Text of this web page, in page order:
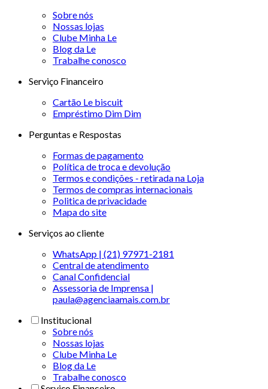
Sobre nós
Nossas lojas
Clube Minha Le
Blog da Le
Trabalhe conosco
Serviço Financeiro
Cartão Le biscuit
Empréstimo Dim Dim
Perguntas e Respostas
Formas de pagamento
Política de troca e devolução
Termos e condições - retirada na Loja
Termos de compras internacionais
Politica de privacidade
Mapa do site
Serviços ao cliente
WhatsApp | (21) 97971-2181
Central de atendimento
Canal Confidencial
Assessoria de Imprensa |
paula@agenciaamais.com.br
Institucional
Sobre nós
Nossas lojas
Clube Minha Le
Blog da Le
Trabalhe conosco